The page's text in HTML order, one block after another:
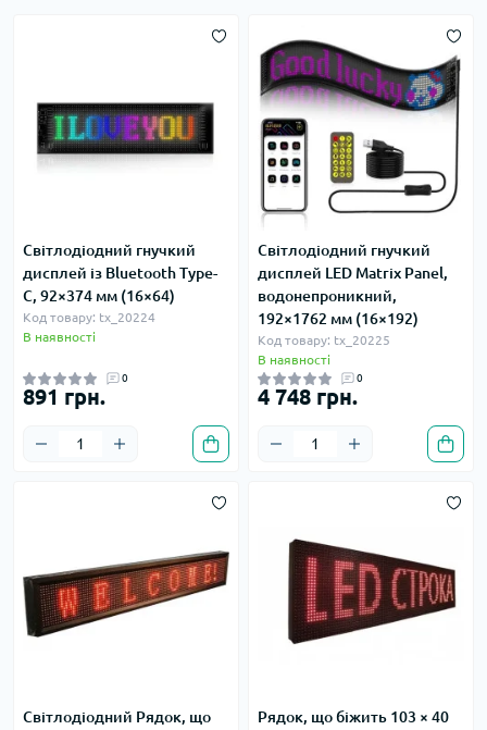
Світлодіодний гнучкий
дисплей із Bluetooth Type-
C, 92×374 мм (16×64)
Код товару: tx_20224
В наявності
0
891 грн.
Світлодіодний гнучкий
дисплей LED Matrix Panel,
водонепроникний,
192×1762 мм (16×192)
Код товару: tx_20225
В наявності
0
4 748 грн.
Світлодіодний Рядок, що
Рядок, що біжить 103 × 40